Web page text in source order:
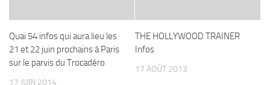
Quai 54 infos qui aura lieu les
21 et 22 juin prochains à Paris
sur le parvis du Trocadéro
17 JUIN 2014
THE HOLLYWOOD TRAINER
Infos
17 AOÛT 2013